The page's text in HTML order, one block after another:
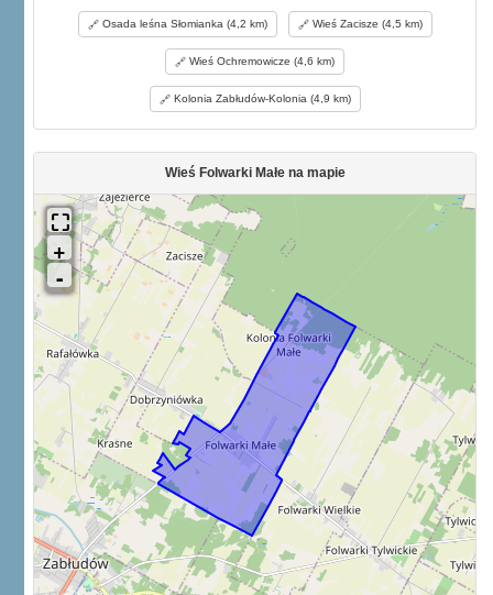
Osada leśna Słomianka (4,2 km) Wieś Zacisze (4,5 km)
Wieś Ochremowicze (4,6 km)
Kolonia Zabłudów-Kolonia (4,9 km)
Wieś Folwarki Małe na mapie